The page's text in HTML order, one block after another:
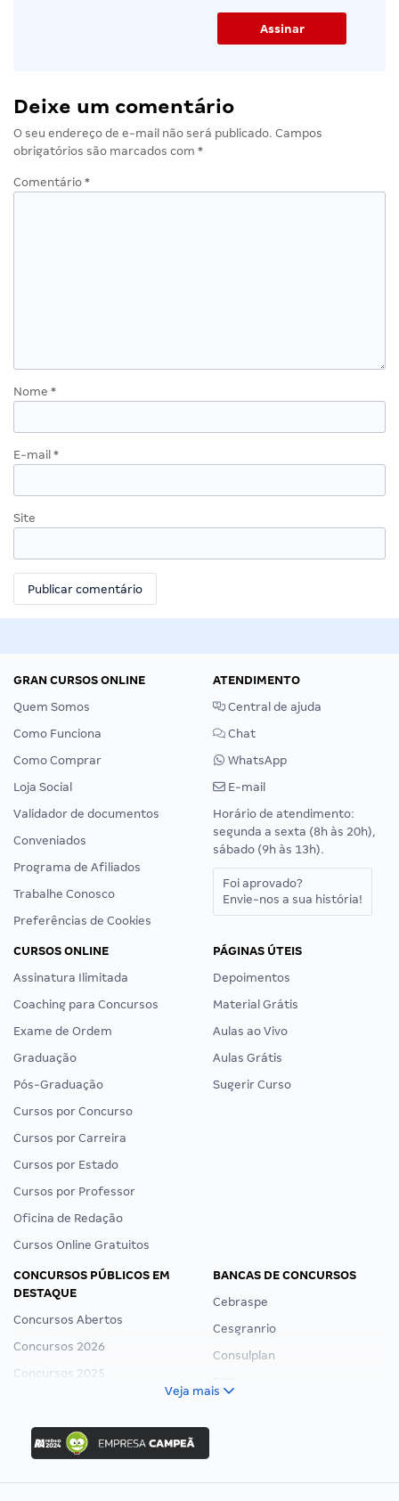
Deixe um comentário
O seu endereço de e-mail não será publicado. Campos
obrigatórios são marcados com *
Comentário *
Nome *
E-mail *
Site
GRAN CURSOS ONLINE
Quem Somos
Como Funciona
Como Comprar
Loja Social
Validador de documentos
Conveniados
Programa de Afiliados
Trabalhe Conosco
Preferências de Cookies
ATENDIMENTO
Central de ajuda
Chat
WhatsApp
E-mail
Horário de atendimento:
segunda a sexta (8h às 20h),
sábado (9h às 13h).
Foi aprovado?
Envie-nos a sua história!
CURSOS ONLINE
Assinatura Ilimitada
Coaching para Concursos
Exame de Ordem
Graduação
Pós-Graduação
Cursos por Concurso
Cursos por Carreira
Cursos por Estado
Cursos por Professor
Oficina de Redação
Cursos Online Gratuitos
PÁGINAS ÚTEIS
Depoimentos
Material Grátis
Aulas ao Vivo
Aulas Grátis
Sugerir Curso
CONCURSOS PÚBLICOS EM
DESTAQUE
Concursos Abertos
Concursos 2026
Concursos 2025
Concurso Ibama
Concurso MPU
Editais publicados
BANCAS DE CONCURSOS
Cebraspe
Cesgranrio
Consulplan
Veja mais